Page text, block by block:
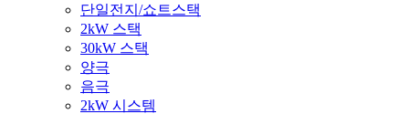
단일전지/쇼트스택
2kW 스택
30kW 스택
양극
음극
2kW 시스템